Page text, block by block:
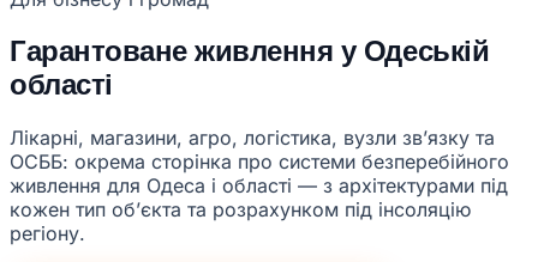
Гарантоване живлення у Одеській
області
Лікарні, магазини, агро, логістика, вузли звʼязку та
ОСББ: окрема сторінка про системи безперебійного
живлення для Одеса і області — з архітектурами під
кожен тип обʼєкта та розрахунком під інсоляцію
регіону.